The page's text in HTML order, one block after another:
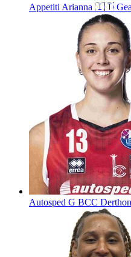
AppetitiArianna 🇮🇹
Autosped G BCC